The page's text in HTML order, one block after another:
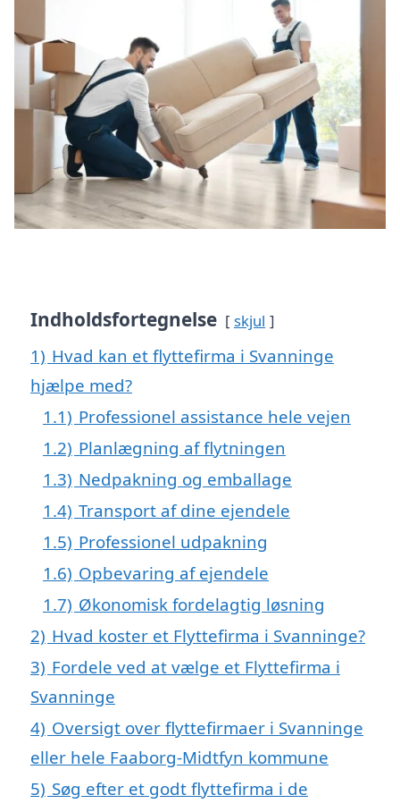
Indholdsfortegnelse skjul
1) Hvad kan et flyttefirma i Svanninge
hjælpe med?
1.1) Professionel assistance hele vejen
1.2) Planlægning af flytningen
1.3) Nedpakning og emballage
1.4) Transport af dine ejendele
1.5) Professionel udpakning
1.6) Opbevaring af ejendele
1.7) Økonomisk fordelagtig løsning
2) Hvad koster et Flyttefirma i Svanninge?
3) Fordele ved at vælge et Flyttefirma i
Svanninge
4) Oversigt over flyttefirmaer i Svanninge
eller hele Faaborg-Midtfyn kommune
5) Søg efter et godt flyttefirma i de